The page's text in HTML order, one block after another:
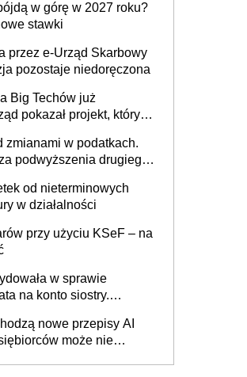
jedynym
w górę w 2027 roku?
stawki
przez e-Urząd Skarbowy
pozostaje niedoręczona
Big Techów już
pokazał projekt, który
zmianami w podatkach.
podwyższenia drugiego
od nieterminowych
w działalności
przy użyciu KSeF – na
w sprawie
na konto siostry.
jednak nie będzie
nowe przepisy AI
może nie